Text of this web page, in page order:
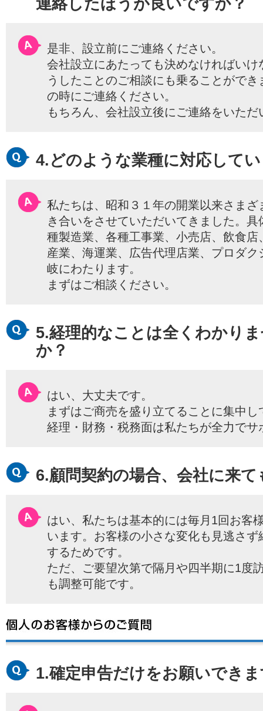
連絡したほうが良いですか？
是非、設立前にご連絡ください。
会社設立にあたっても決めなければい
うしたことのご相談にも乗ることがで
の時にご連絡ください。
もちろん、会社設立後にご連絡をいた
4.どのような業種に対応して
私たちは、昭和３１年の開業以来さま
き合いをさせていただいてきました。
種製造業、各種工事業、小売店、飲食
産業、海運業、広告代理店業、プロダ
岐にわたります。
まずはご相談ください。
5.経理的なことは全くわかり
か？
はい、大丈夫です。
まずはご商売を盛り立てることに集中し
経理・財務・税務面は私たちが全力でサ
6.顧問契約の場合、会社に来
はい、私たちは基本的には毎月1回お客
います。お客様の小さな変化も見逃さ
するためです。
ただ、ご要望次第で隔月や四半期に1度
も調整可能です。
1.確定申告だけをお願いでき